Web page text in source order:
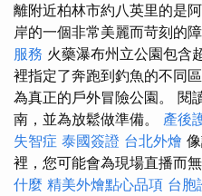
離附近柏林市約八英里的是
岸的一個非常美麗而苛刻的
服務 火藥瀑布州立公園包含
裡指定了奔跑到釣魚的不同
為真正的戶外冒險公園。 閱
南，並為放鬆做準備。 產後
失智症 泰國簽證 台北外燴
裡，您可能會為現場直播而
什麼 精美外燴點心品項 台胞